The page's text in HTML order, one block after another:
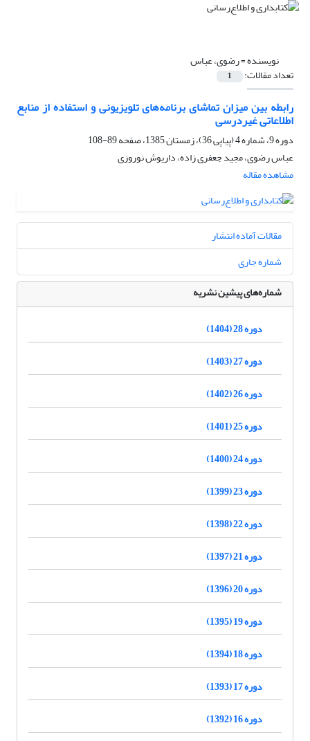
نویسنده =رضوی، عباس
تعداد مقالات: 1
رابطه بین میزان تماشای برنامه‌های تلویزیونی و استفاده از منابع
اطلاعاتی غیردرسی
دوره 9، شماره 4 (پیاپی 36)، زمستان 1385، صفحه
89-108
عباس رضوی، مجید جعفری زاده، داریوش نوروزی
مشاهده مقاله
مقالات آماده انتشار
شماره جاری
شماره‌های پیشین نشریه
دوره 28 (1404)
دوره 27 (1403)
دوره 26 (1402)
دوره 25 (1401)
دوره 24 (1400)
دوره 23 (1399)
دوره 22 (1398)
دوره 21 (1397)
دوره 20 (1396)
دوره 19 (1395)
دوره 18 (1394)
دوره 17 (1393)
دوره 16 (1392)